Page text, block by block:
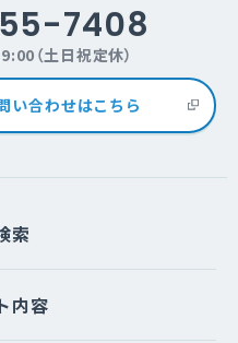
7408
（土日祝定休）
い合わせはこちら
索
内容